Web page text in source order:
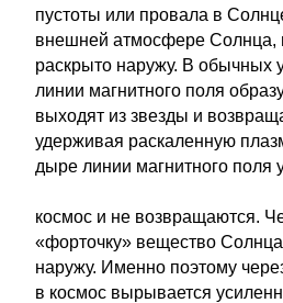
пустоты или провала в
внешней атмосфере Солнца,
раскрыто наружу. В обычных
линии магнитного поля
выходят из звезды и
удерживая раскаленную
дыре линии магнитного поля
космос и не возвращаются.
«форточку» вещество
наружу. Именно поэтому
в космос вырывается